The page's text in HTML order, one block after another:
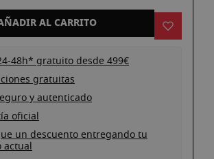
AL CARRITO
48h* gratuito desde 499€
gratuitas
y autenticado
oficial
un descuento entregando tu
actual